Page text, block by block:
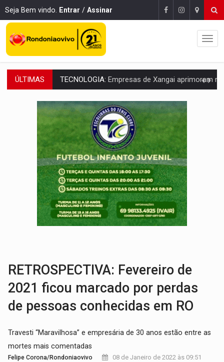
Seja Bem vindo. Entrar / Assinar
ÚLTIMAS PROTEGE A TERRA:China descobre como explodir asteroide com bomba
VÍDEO:Motociclista morre após bater na traseira de
PARECE UM NUGGET:Essa receita com frango virou o meu
EMPREENDEDORISMO:7 negócios que podem começar com pouco dinheiro e
GIGANTE DA AMÉRICA:Brasil reúne dimensão continental e posição
INDEPENDÊNCIA:10 dicas importantes para quem quer
VARCENA:Cientistas descobrem nova espécie de rã em florestas
BARGANHA:Vai comprar celular usado? Veja como consultar o
RETROSPECTIVA: Fevereiro de
2021 ficou marcado por perdas
de pessoas conhecidas em RO
Travesti “Maravilhosa” e empresária de 30 anos estão entre as
mortes mais comentadas
Felipe Corona/Rondoniaovivo
08 de Janeiro de 2022 às 09:51